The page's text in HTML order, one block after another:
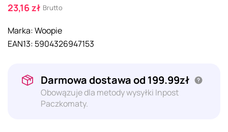
23,16 zł Brutto
Marka:Woopie
EAN13: 5904326947153
Darmowa dostawa od 199.99zł
Obowązuje dla metody wysyłki Inpost
Paczkomaty.